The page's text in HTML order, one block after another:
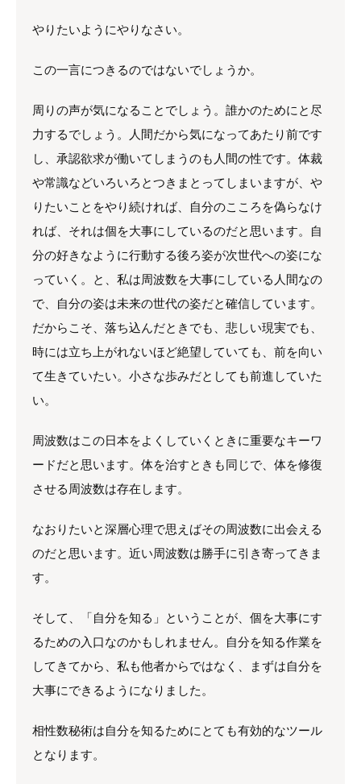
やりたいようにやりなさい。
この一言につきるのではないでしょうか。
周りの声が気になることでしょう。誰かのためにと尽
力するでしょう。人間だから気になってあたり前です
し、承認欲求が働いてしまうのも人間の性です。体裁
や常識などいろいろとつきまとってしまいますが、や
りたいことをやり続ければ、自分のこころを偽らなけ
れば、それは個を大事にしているのだと思います。自
分の好きなように行動する後ろ姿が次世代への姿にな
っていく。と、私は周波数を大事にしている人間なの
で、自分の姿は未来の世代の姿だと確信しています。
だからこそ、落ち込んだときでも、悲しい現実でも、
時には立ち上がれないほど絶望していても、前を向い
て生きていたい。小さな歩みだとしても前進していた
い。
周波数はこの日本をよくしていくときに重要なキーワ
ードだと思います。体を治すときも同じで、体を修復
させる周波数は存在します。
なおりたいと深層心理で思えばその周波数に出会える
のだと思います。近い周波数は勝手に引き寄ってきま
す。
そして、「自分を知る」ということが、個を大事にす
るための入口なのかもしれません。自分を知る作業を
してきてから、私も他者からではなく、まずは自分を
大事にできるようになりました。
相性数秘術は自分を知るためにとても有効的なツール
となります。